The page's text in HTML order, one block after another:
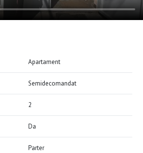
Apartament
Semidecomandat
2
Da
Parter